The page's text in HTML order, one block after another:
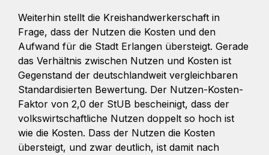
Weiterhin stellt die Kreishandwerkerschaft in
Frage, dass der Nutzen die Kosten und den
Aufwand für die Stadt Erlangen übersteigt. Gerade
das Verhältnis zwischen Nutzen und Kosten ist
Gegenstand der deutschlandweit vergleichbaren
Standardisierten Bewertung. Der Nutzen-Kosten-
Faktor von 2,0 der StUB bescheinigt, dass der
volkswirtschaftliche Nutzen doppelt so hoch ist
wie die Kosten. Dass der Nutzen die Kosten
übersteigt, und zwar deutlich, ist damit nach